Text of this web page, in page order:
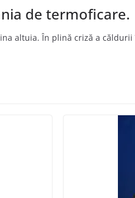
de termoficare.
altuia. În plină criză a